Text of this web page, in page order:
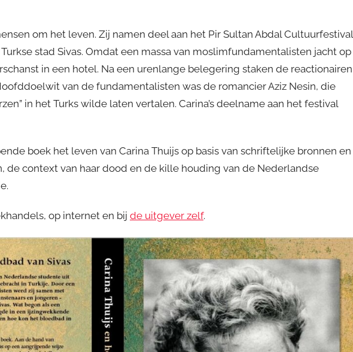
om het leven. Zij namen deel aan het Pir Sultan Abdal Cultuurfestival
stad Sivas. Omdat een massa van moslimfundamentalisten jacht op
in een hotel. Na een urenlange belegering staken de reactionairen
van de fundamentalisten was de romancier Aziz Nesin, die
in het Turks wilde laten vertalen. Carina’s deelname aan het festival
boek het leven van Carina Thuijs op basis van schriftelijke bronnen en
de context van haar dood en de kille houding van de Nederlandse
op internet en bij de uitgever zelf.